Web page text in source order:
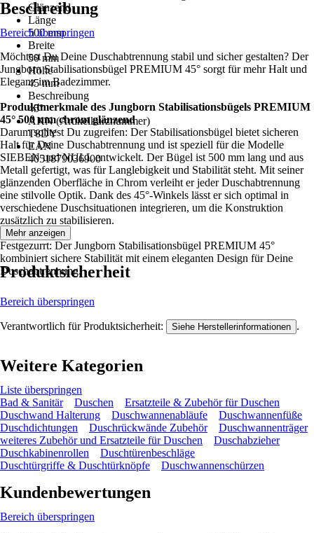
Glänzend
Länge
500 mm
Breite
50 mm
Höhe
45 mm
Beschreibung
45°
AKN (Artikelkurznummer)
T8DY
EAN
4051879036900
Beschreibung
Bereich überspringen
Möchtest Du Deine Duschabtrennung stabil und sicher gestalten? Der
Jungborn Stabilisationsbügel PREMIUM 45° sorgt für mehr Halt und
Eleganz im Badezimmer.
Produktmerkmale des Jungborn Stabilisationsbügels PREMIUM
45° 500 mm chrom glänzend
Darum solltest Du zugreifen: Der Stabilisationsbügel bietet sicheren
Halt für Deine Duschabtrennung und ist speziell für die Modelle
SIEBEN und NULL entwickelt. Der Bügel ist 500 mm lang und aus
Metall gefertigt, was für Langlebigkeit und Stabilität steht. Mit seiner
glänzenden Oberfläche in Chrom verleiht er jeder Duschabtrennung
eine stilvolle Optik. Dank des 45°-Winkels lässt er sich optimal in
verschiedene Duschsituationen integrieren, um die Konstruktion
zusätzlich zu stabilisieren.
Festgezurrt: Der Jungborn Stabilisationsbügel PREMIUM 45°
kombiniert sichere Stabilität mit einem eleganten Design für Deine
Duschabtrennung.
Mehr anzeigen
Produktsicherheit
Bereich überspringen
Verantwortlich für Produktsicherheit: Siehe Herstellerinformationen .
Weitere Kategorien
Liste überspringen
Bad & Sanitär
Duschen
Ersatzteile & Zubehör für Duschen
Duschwand Halterung
Duschwannenabläufe
Duschwannenfüße
Duschdichtungen
Duschrückwände Zubehör
Duschwannenträger
weiteres Zubehör und Ersatzteile für Duschen
Duschabzieher
Duschkabinenrollen
Duschtürenbeschläge
Duschtürgriffe & Duschtürknöpfe
Duschwannenschürzen
Kundenbewertungen
Bereich überspringen